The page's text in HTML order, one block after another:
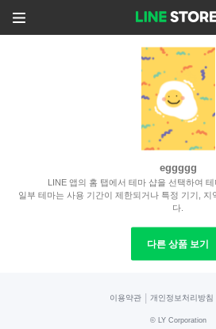
eggggg
LINE 앱의 홈 탭에서 테마 샵을 선택하여 테
일부 테마는 사용 기간이 제한되거나 특정 기기,
다.
다른 상품 보기
이용약관 개인정보처리방침
© LY Corporation